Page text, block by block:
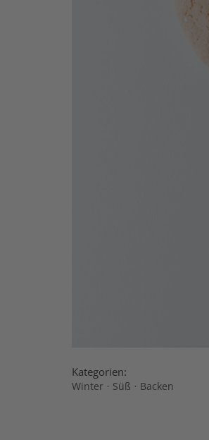
Kategorien:
Winter · Süß · Backen